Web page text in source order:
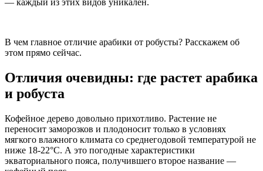
В чем главное отличие арабики от робусты? Расскажем об
этом прямо сейчас.
Отличия очевидны: где растет арабика
и робуста
Кофейное дерево довольно прихотливо. Растение не
переносит заморозков и плодоносит только в условиях
мягкого влажного климата со среднегодовой температурой не
ниже 18-22°С. А это погодные характеристики
экваториального пояса, получившего второе название —